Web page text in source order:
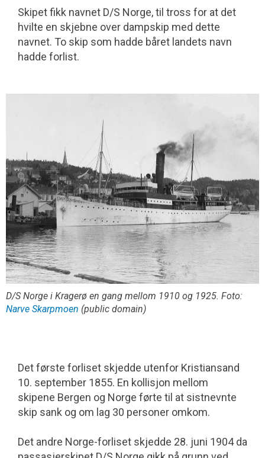
Skipet fikk navnet D/S Norge, til tross for at det
hvilte en skjebne over dampskip med dette
navnet. To skip som hadde båret landets navn
hadde forlist.
D/S Norge i Kragerø en gang mellom 1910 og 1925. Foto:
Narve Skarpmoen (public domain)
Det første forliset skjedde utenfor Kristiansand
10. september 1855. En kollisjon mellom
skipene Bergen og Norge førte til at sistnevnte
skip sank og om lag 30 personer omkom.
Det andre Norge-forliset skjedde 28. juni 1904 da